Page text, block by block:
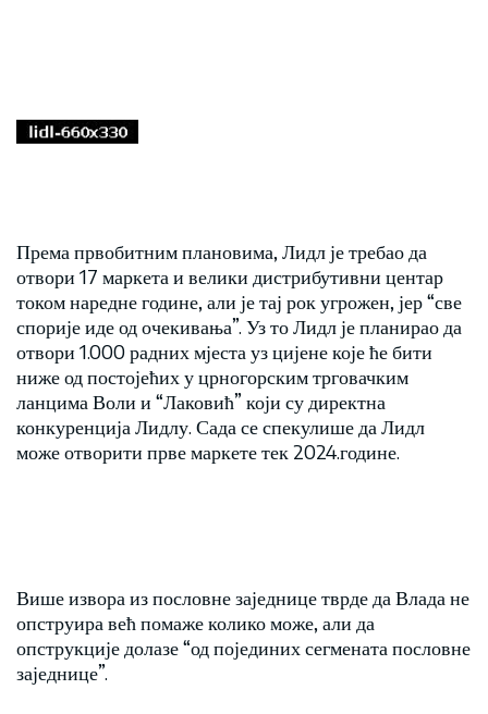
Према првобитним плановима, Лидл је требао да
отвори 17 маркета и велики дистрибутивни центар
током наредне године, али је тај рок угрожен, јер “све
спорије иде од очекивања”. Уз то Лидл је планирао да
отвори 1.000 радних мјеста уз цијене које ће бити
ниже од постојећих у црногорским трговачким
ланцима Воли и “Лаковић” који су директна
конкуренција Лидлу. Сада се спекулише да Лидл
може отворити прве маркете тек 2024.године.
Више извора из пословне заједнице тврде да Влада не
опструира већ помаже колико може, али да
опструкције долазе “од појединих сегмената пословне
заједнице”.